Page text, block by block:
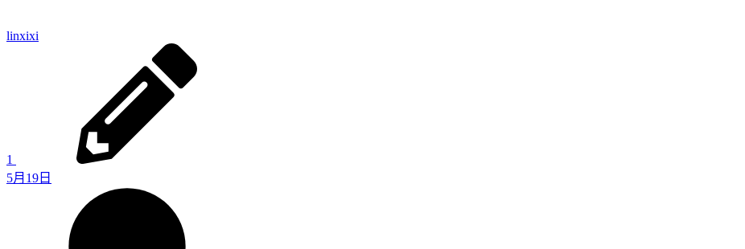
linxixi
1
5月19日